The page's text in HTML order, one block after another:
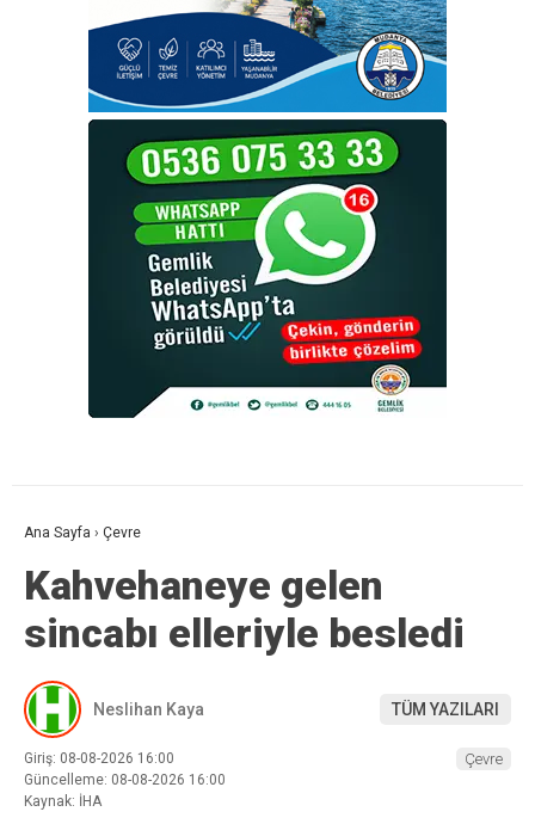
Ana Sayfa › Çevre
Kahvehaneye gelen
sincabı elleriyle besledi
Neslihan Kaya TÜM YAZILARI
Giriş: 08-08-2026 16:00
Güncelleme: 08-08-2026 16:00
Kaynak: İHA
Çevre